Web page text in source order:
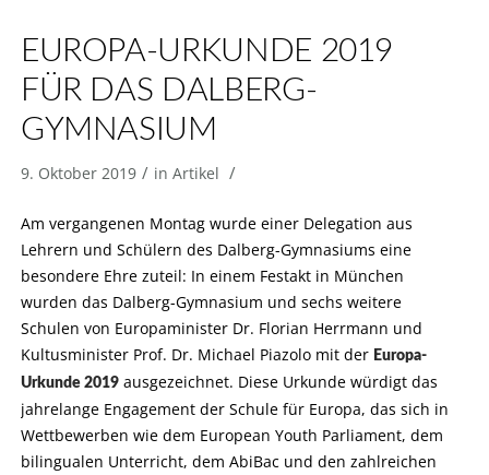
EUROPA-URKUNDE 2019
FÜR DAS DALBERG-
GYMNASIUM
9. Oktober 2019 / in Artikel /
Am vergangenen Montag wurde einer Delegation aus
Lehrern und Schülern des Dalberg-Gymnasiums eine
besondere Ehre zuteil: In einem Festakt in München
wurden das Dalberg-Gymnasium und sechs weitere
Schulen von Europaminister Dr. Florian Herrmann und
Kultusminister Prof. Dr. Michael Piazolo mit der Europa-
Urkunde 2019ausgezeichnet. Diese Urkunde würdigt das
jahrelange Engagement der Schule für Europa, das sich in
Wettbewerben wie dem European Youth Parliament, dem
bilingualen Unterricht, dem AbiBac und den zahlreichen